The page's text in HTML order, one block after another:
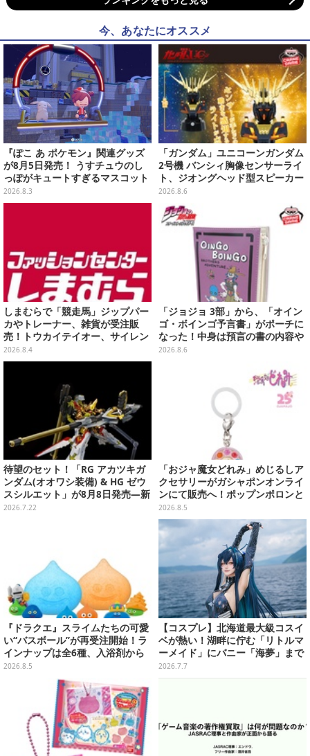
今、あなたにオススメ
『ぽこ あ ポケモン』関連グッズ
が8月5日発売！ うすチュウのし
っぽがキュートすぎるマスコット
など、まとめてご紹介
2026.8.3
「ガンダム」ユニコーンガンダム
2号機 バンシィ胸像センサーライ
ト、ジオングヘッド型スピーカー
が順次プライズ展開！
2026.8.6
しまむらで「競走馬」ジップパー
カやトレーナー、雑貨が受注販
売！トウカイテイオー、サイレン
ススズカなど名馬5頭をデザイン
2026.8.4
「ジョジョ 3部」から、「オイン
ゴ・ボインゴ予言書」がポーチに
なった！中身は預言の書の内容や
アニメ総柄デザインをプリント
2026.8.6
待望のセット！「RG アカツキガ
ンダム(オオワシ装備) & HG ゼウ
スシルエット」が8月8日発売―新
規造形の股関節強化パーツも付属
2026.7.22
「おジャ魔女どれみ」めじるしア
クセサリーがガシャポンオンライ
ンにて販売へ！ポップンポロンと
魔法玉の2連チャームなど全9種
2026.8.5
『ドラクエ』スライムたちの可愛
い“バスボール”が再受注開始！ラ
インナップは全6種、入浴剤から
モンスターのフィギュアが出てく
2026.8.5
【コスプレ】北海道最大級コスイ
ベが熱い！湖畔に佇む「リトルマ
ーメイド」にバニー「海夢」まで
珠玉の美麗レイヤー12選【写真50
枚】
2026.7.7